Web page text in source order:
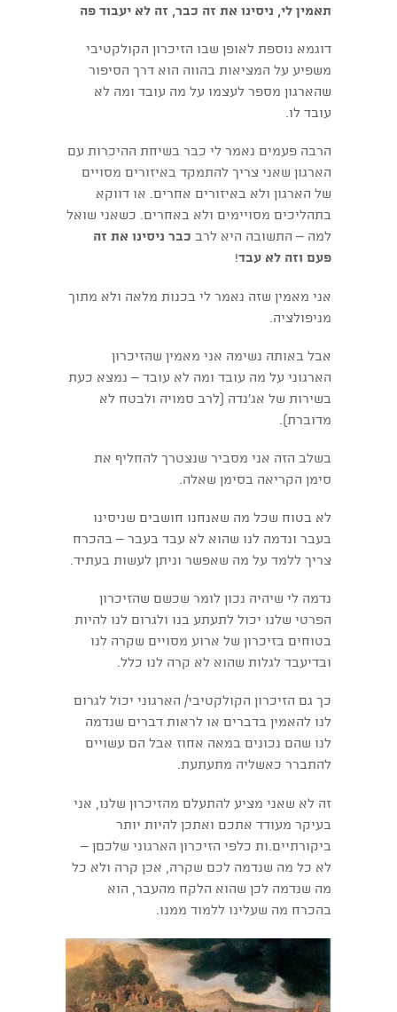
תאמין לי, ניסינו את זה כבר, זה לא יעבוד פה
דוגמא נוספת לאופן שבו הזיכרון הקולקטיבי
משפיע על המציאות בהווה הוא דרך הסיפור
שהארגון מספר לעצמו על מה עובד ומה לא
עובד לו.
הרבה פעמים נאמר לי כבר בשיחת ההיכרות עם
הארגון שאני צריך להתמקד באיזורים מסויים
של הארגון ולא באיזורים אחרים. או דווקא
בתהליכים מסויימים ולא באחרים. כשאני שואל
למה – התשובה היא לרב כבר ניסינו את זה
פעם וזה לא עבד!
אני מאמין שזה נאמר לי בכנות מלאה ולא מתוך
מניפולציה.
אבל באותה נשימה אני מאמין שהזיכרון
הארגוני על מה עובד ומה לא עובד – נמצא כעת
בשירות של אג'נדה (לרב סמויה ולבטח לא
מדוברת).
בשלב הזה אני מסביר שנצטרך להחליף את
סימן הקריאה בסימן שאלה.
לא בטוח שכל מה שאנחנו חושבים שניסינו
בעבר ונדמה לנו שהוא לא עבד בעבר – בהכרח
צריך ללמד על מה שאפשר וניתן לעשות בעתיד.
נדמה לי שיהיה נכון לומר שכשם שהזיכרון
הפרטי שלנו יכול לתעתע בנו ולגרום לנו להיות
בטוחים בזיכרון של ארוע מסויים שקרה לנו
ובדיעבד לגלות שהוא לא קרה לנו כלל.
כך גם הזיכרון הקולקטיבי/ הארגוני יכול לגרום
לנו להאמין בדברים או לראות דברים שנדמה
לנו שהם נכונים במאה אחוז אבל הם עשויים
להתברר כאשליה מתעתעת.
זה לא שאני מציע להתעלם מהזיכרון שלנו, אני
בעיקר מעודד אתכם ואתכן להיות יותר
ביקורתיים.ות כלפי הזיכרון הארגוני שלכםן –
לא כל מה שנדמה לכם שקרה, אכן קרה ולא כל
מה שנדמה לכן שהוא הלקח מהעבר, הוא
בהכרח מה שעלינו ללמוד ממנו.